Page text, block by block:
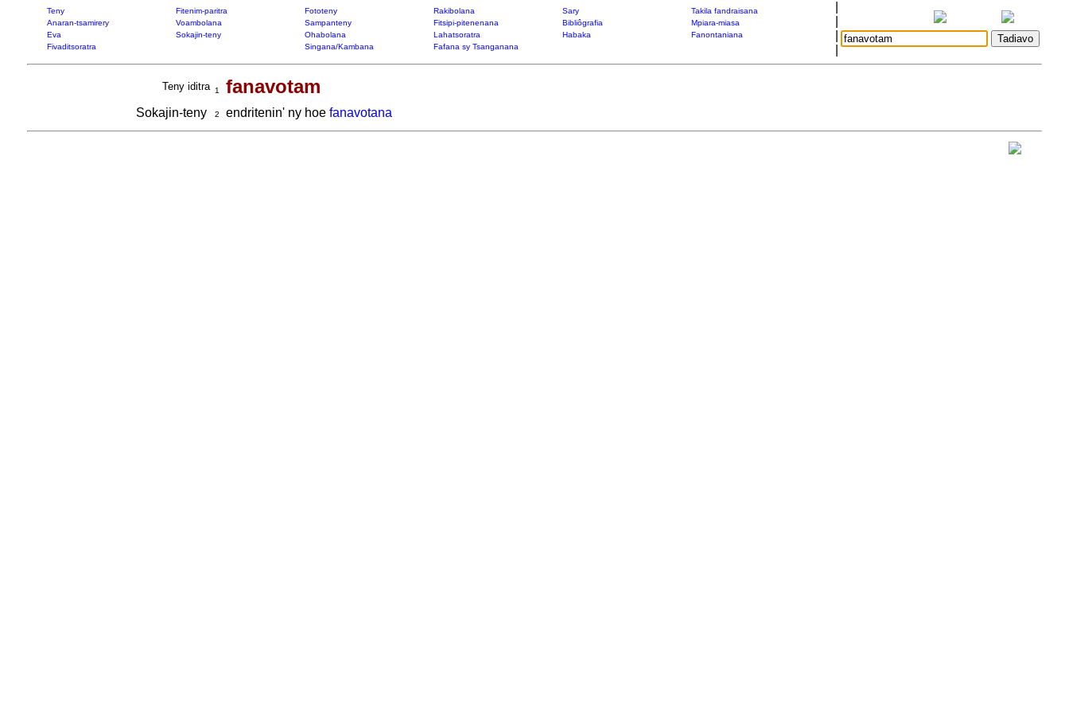
Teny Fitenim-paritra Fototeny Rakibolana Sary
Takila fandraisana
Anaran-tsamirery
Voambolana Sampanteny Fitsipi-pitenenana Bibliôgrafia
Mpiara-miasa
Eva
Sokajin-teny Ohabolana Lahatsoratra Habaka
Fanontaniana
Fivaditsoratra
Singana/Kambana Fafana sy Tsanganana
Teny iditra 1 fanavotam
Sokajin-teny 2 endritenin' ny hoe fanavotana